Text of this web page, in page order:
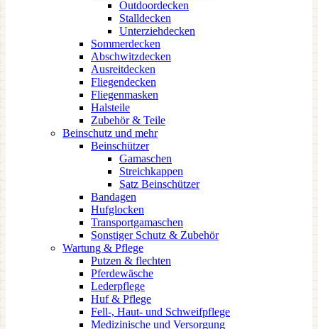
Outdoordecken
Stalldecken
Unterziehdecken
Sommerdecken
Abschwitzdecken
Ausreitdecken
Fliegendecken
Fliegenmasken
Halsteile
Zubehör & Teile
Beinschutz und mehr
Beinschützer
Gamaschen
Streichkappen
Satz Beinschützer
Bandagen
Hufglocken
Transportgamaschen
Sonstiger Schutz & Zubehör
Wartung & Pflege
Putzen & flechten
Pferdewäsche
Lederpflege
Huf & Pflege
Fell-, Haut- und Schweifpflege
Medizinische und Versorgung